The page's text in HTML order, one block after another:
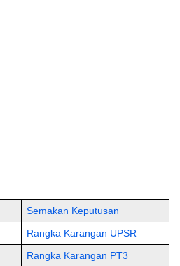
Semakan Keputusan
Rangka Karangan UPSR
Rangka Karangan PT3